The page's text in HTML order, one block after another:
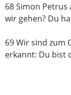
68 Simon
wir gehen? Du
69 Wir sind zum
erkannt: Du bist